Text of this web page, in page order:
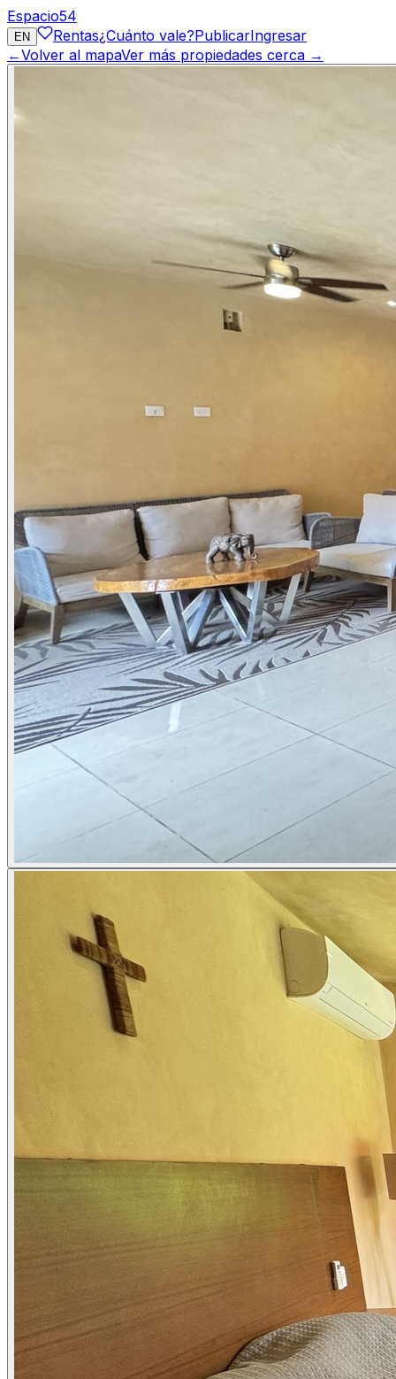
Espacio54
EN Rentas¿Cuánto vale?PublicarIngresar
←Volver al mapaVer más propiedades cerca →